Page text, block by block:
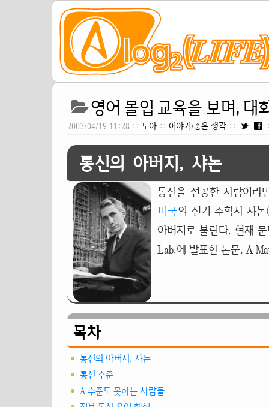
영어 몰입 교육을 보며, 대
2007/04/19 11:28 :: 도아 :: 이야기/좋은 생각 ::
통신의 아버지, 샤논
통신을 전공한 사람이라
미국의 전기 수학자 샤
아버지로 불린다. 현재
Lab.에 발표한 논문, A
목차
통신의 아버지, 샤논
통신 수준
A 수준도 못하는 사람들